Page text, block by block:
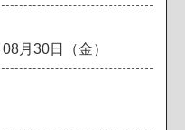
月30日（金）